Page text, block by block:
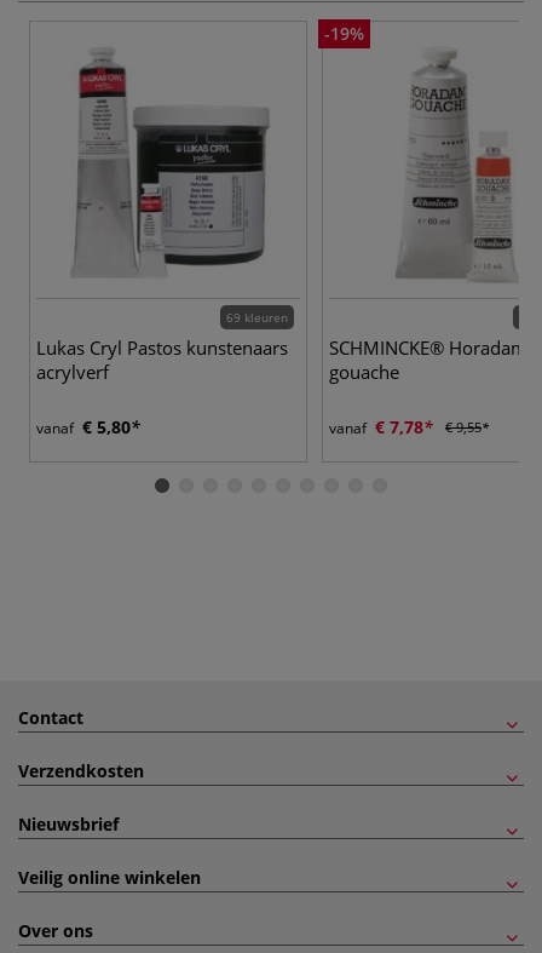
69 kleuren
Lukas Cryl Pastos kunstenaars
acrylverf
vanaf € 5,80
-19%
SCHMINCKE® Horadam
gouache
vanaf € 7,78 € 9,55
Contact
Verzendkosten
Nieuwsbrief
Veilig online winkelen
Over ons